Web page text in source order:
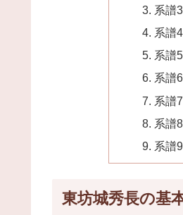
系譜3
系譜4
系譜5
系譜6
系譜7
系譜8
系譜9
東坊城秀長の基